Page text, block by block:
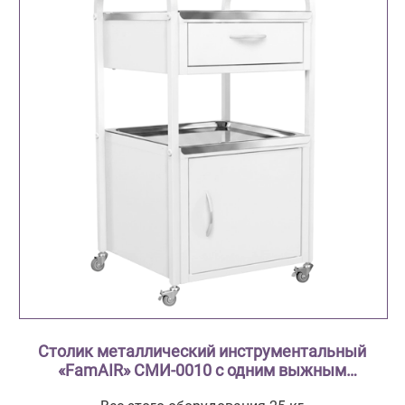
Столик металлический инструментальный
«FamAIR» СМИ-0010 с одним выжным